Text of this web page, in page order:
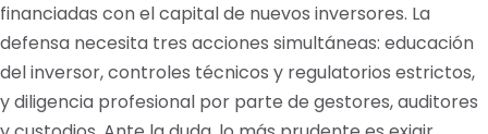
financiadas con el capital de nuevos inversores. La
defensa necesita tres acciones simultáneas: educación
del inversor, controles técnicos y regulatorios estrictos,
y diligencia profesional por parte de gestores, auditores